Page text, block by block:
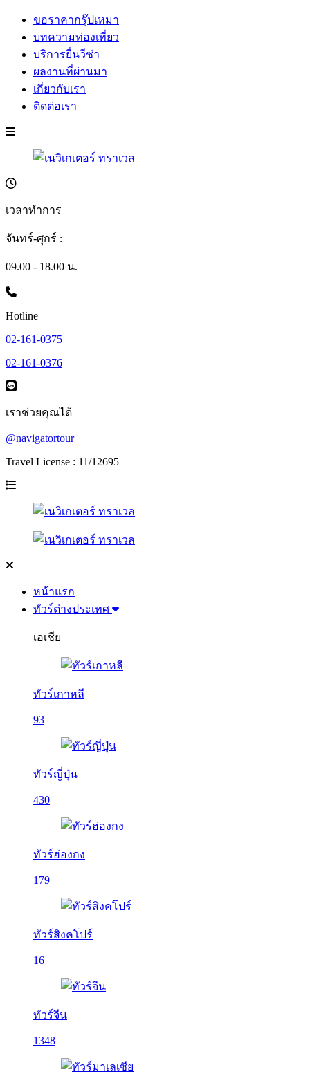
ขอราคากรุ๊ปเหมา
บทความท่องเที่ยว
บริการยื่นวีซ่า
ผลงานที่ผ่านมา
เกี่ยวกับเรา
ติดต่อเรา
เวลาทำการ
จันทร์-ศุกร์ :
09.00 - 18.00 น.
Hotline
02-161-0375
02-161-0376
เราช่วยคุณได้
@navigatortour
Travel License : 11/12695
หน้าแรก
ทัวร์ต่างประเทศ
เอเชีย
ทัวร์เกาหลี
93
ทัวร์ญี่ปุ่น
430
ทัวร์ฮ่องกง
179
ทัวร์สิงคโปร์
16
ทัวร์จีน
1348